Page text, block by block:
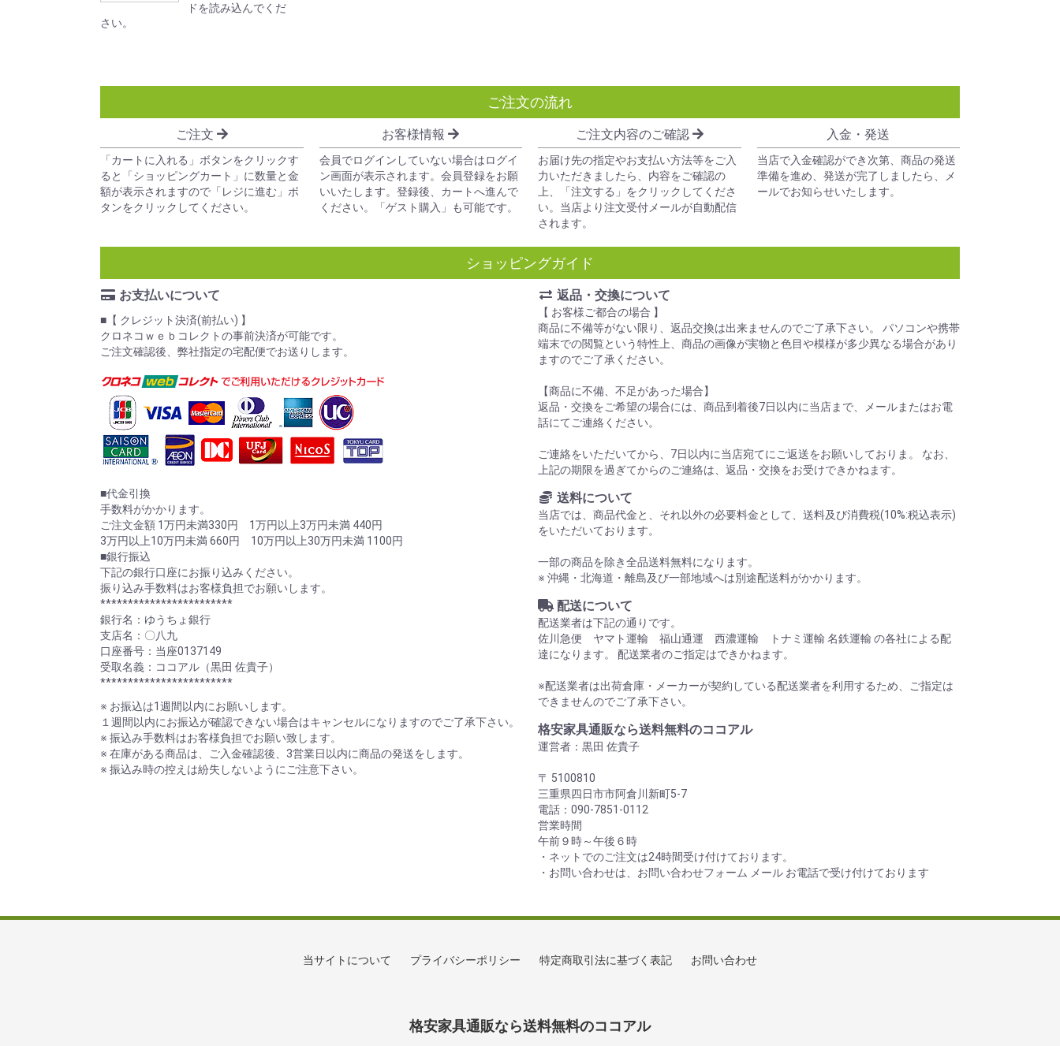
ドを読み込んでくだ
さい。
ご注文の流れ
ご注文
「カートに入れる」ボタンをクリックす
ると「ショッピングカート」に数量と金
額が表示されますので「レジに進む」ボ
タンをクリックしてください。
お客様情報
会員でログインしていない場合はログイ
ン画面が表示されます。会員登録をお願
いいたします。登録後、カートへ進んで
ください。「ゲスト購入」も可能です。
ご注文内容のご確認
お届け先の指定やお支払い方法等をご入
力いただきましたら、内容をご確認の
上、「注文する」をクリックしてくださ
い。当店より注文受付メールが自動配信
されます。
入金・発送
当店で入金確認ができ次第、商品の発送
準備を進め、発送が完了しましたら、メ
ールでお知らせいたします。
ショッピングガイド
お支払いについて
■【 クレジット決済(前払い) 】
クロネコｗｅｂコレクトの事前決済が可能です。
ご注文確認後、弊社指定の宅配便でお送りします。
■代金引換
手数料がかかります。
ご注文金額 1万円未満330円 1万円以上3万円未満 440円
3万円以上10万円未満 660円 10万円以上30万円未満 1100円
■銀行振込
下記の銀行口座にお振り込みください。
振り込み手数料はお客様負担でお願いします。
************************
銀行名：ゆうちょ銀行
支店名：〇八九
口座番号：当座0137149
受取名義：ココアル（黒田 佐貴子）
************************
※ お振込は1週間以内にお願いします。
１週間以内にお振込が確認できない場合はキャンセルになりますのでご了承下さい。
※ 振込み手数料はお客様負担でお願い致します。
※ 在庫がある商品は、ご入金確認後、3営業日以内に商品の発送をします。
※ 振込み時の控えは紛失しないようにご注意下さい。
返品・交換について
【 お客様ご都合の場合 】
商品に不備等がない限り、返品交換は出来ませんのでご了承下さい。 パソコンや携帯
端末での閲覧という特性上、商品の画像が実物と色目や模様が多少異なる場合があり
ますのでご了承ください。
【商品に不備、不足があった場合】
返品・交換をご希望の場合には、商品到着後7日以内に当店まで、メールまたはお電
話にてご連絡ください。
ご連絡をいただいてから、7日以内に当店宛てにご返送をお願いしておりま。 なお、
上記の期限を過ぎてからのご連絡は、返品・交換をお受けできかねます。
送料について
当店では、商品代金と、それ以外の必要料金として、送料及び消費税(10%:税込表示)
をいただいております。
一部の商品を除き全品送料無料になります。
※ 沖縄・北海道・離島及び一部地域へは別途配送料がかかります。
配送について
配送業者は下記の通りです。
佐川急便 ヤマト運輸 福山通運 西濃運輸 トナミ運輸 名鉄運輸 の各社による配
達になります。 配送業者のご指定はできかねます。
※配送業者は出荷倉庫・メーカーが契約している配送業者を利用するため、ご指定は
できませんのでご了承下さい。
格安家具通販なら送料無料のココアル
運営者：黒田 佐貴子
〒 5100810
三重県四日市市阿倉川新町5-7
電話：090-7851-0112
営業時間
午前９時～午後６時
・ネットでのご注文は24時間受け付けております。
・お問い合わせは、お問い合わせフォーム メール お電話で受け付けております
当サイトについて プライバシーポリシー 特定商取引法に基づく表記 お問い合わせ
格安家具通販なら送料無料のココアル